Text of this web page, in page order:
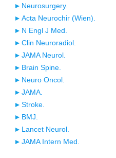
Neurosurgery.
Acta Neurochir (Wien).
N Engl J Med.
Clin Neuroradiol.
JAMA Neurol.
Brain Spine.
Neuro Oncol.
JAMA.
Stroke.
BMJ.
Lancet Neurol.
JAMA Intern Med.